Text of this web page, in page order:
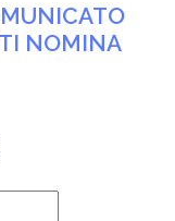
NOMINA